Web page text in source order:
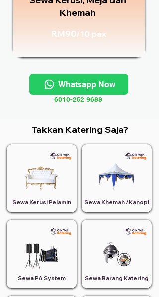
Khemah
RM90/10 pax
Whatsapp Now
6010-252 9688
Takkan Katering Saja?
Sewa Kerusi Pelamin
Sewa PA System
Sewa Khemah /Kanopi
Sewa Barang Katering